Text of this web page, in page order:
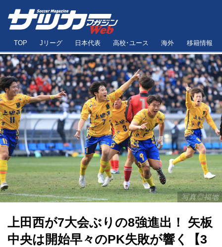
TOP Jリーグ 日本代表 高校･ユース 海外 移籍情報
写真◎福地
上田西が7大会ぶりの8強進出！ 矢板
中央は開始早々のPK失敗が響く【3